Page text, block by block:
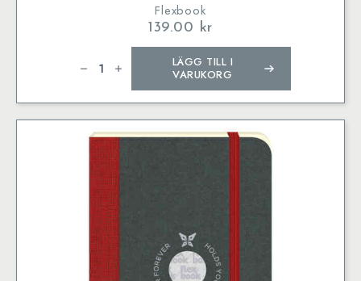
Flexbook
139.00 kr
Adventure
Anteckningsbok
-
Off-
Black
mängd
LÄGG TILL I
VARUKORG